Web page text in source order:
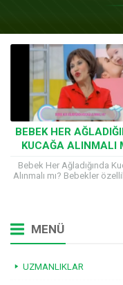
BEBEK HER
KUCAĞA ALINMALI
Bebek Her Ağladığında
Alınmalı mı? Bebekler
MENÜ
UZMANLIKLAR